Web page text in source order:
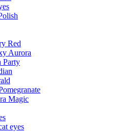
Red
Aurora
Party
Magic
eyes